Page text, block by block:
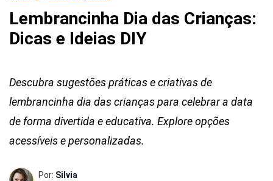
Lembrancinha Dia das Crianças:
Dicas e Ideias DIY
Descubra sugestões práticas e criativas de
lembrancinha dia das crianças para celebrar a data
de forma divertida e educativa. Explore opções
acessíveis e personalizadas.
Por: Silvia